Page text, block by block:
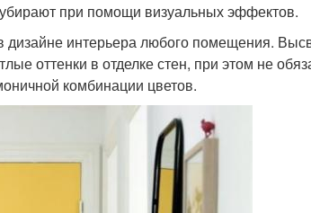
при помощи визуальных эффектов.
интерьера любого помещения.
оттенки в отделке стен, при этом не
комбинации цветов.